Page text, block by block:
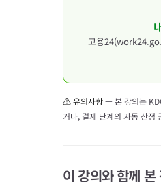
※ 변경된 규
동일 과
고용
⚠ 유의사항— 본 강의는
거나, 결제 단계의 자동 산정
이 강의와 함께 본